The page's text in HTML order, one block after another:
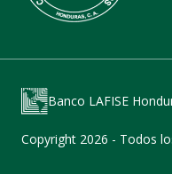
Banco LAFISE
Copyright 2026 - Todos